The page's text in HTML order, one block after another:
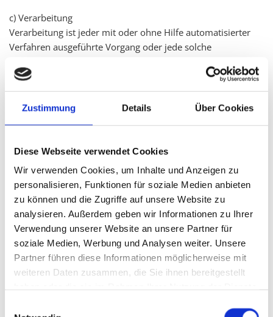
Zustimmung Details Über Cookies
Diese Webseite verwendet Cookies
Wir verwenden Cookies, um Inhalte und Anzeigen zu
personalisieren, Funktionen für soziale Medien anbieten
zu können und die Zugriffe auf unsere Website zu
analysieren. Außerdem geben wir Informationen zu Ihrer
Verwendung unserer Website an unsere Partner für
soziale Medien, Werbung und Analysen weiter. Unsere
Partner führen diese Informationen möglicherweise mit
weiteren Daten zusammen, die Sie ihnen bereitgestellt
c) Verarbeitung
Verarbeitung ist jeder mit oder ohne Hilfe automatisierter
Verfahren ausgeführte Vorgang oder jede solche
Daten wie das Erheben, das Erfassen, die Organisation, das
Ordnen, die Speicherung, die Anpassung oder Veränderung,
das Auslesen, das Abfragen, die Verwendung, die
Verknüpfung, die Einschränkung, das Löschen oder die
d) Einschränkung der Verarbeitung
Einschränkung der Verarbeitung ist die Markierung
gespeicherter personenbezogener Daten mit dem Ziel, ihre
künftige Verarbeitung einzuschränken.
Profiling ist jede Art der automatisierten Verarbeitung